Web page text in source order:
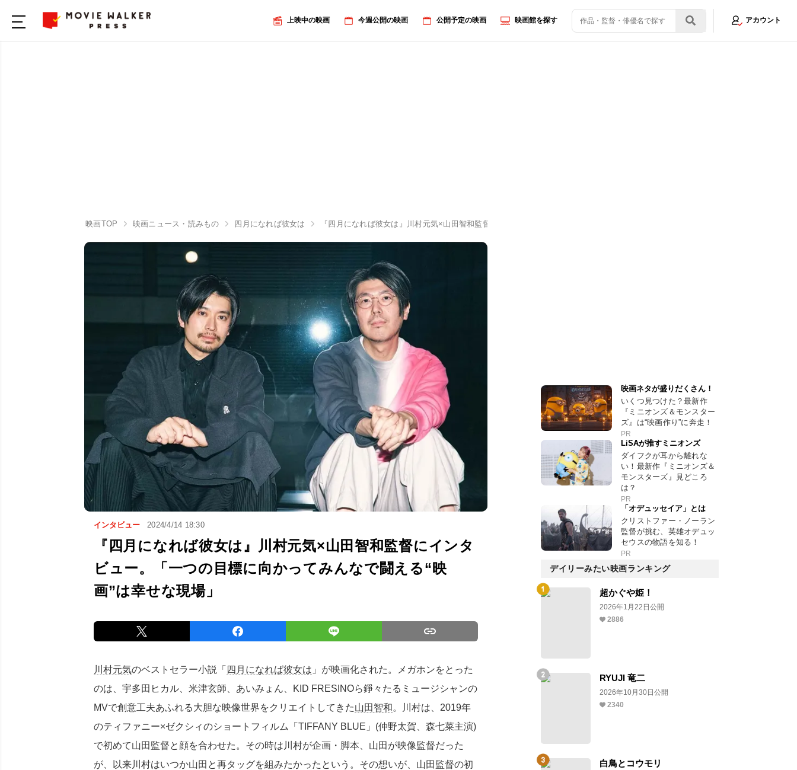
上映中の映画 今週公開の映画 公開予定の映画 映画館を探す アカウント
映画TOP 映画ニュース・読みもの 四月になれば彼女は 『四月になれば彼女は』川村元気×山田智和監督にインタビュー。「一つの目標に向かってみんなで闘える“映画”は幸せな現場」
インタビュー 2024/4/14 18:30
『四月になれば彼女は』川村元気×山田智和監督にインタ
ビュー。「一つの目標に向かってみんなで闘える“映
画”は幸せな現場」
川村元気のベストセラー小説「 四月になれば彼女は 」が映画化された。メガホンをとった
のは、宇多田ヒカル、米津玄師、あいみょん、KID FRESINOら錚々たるミュージシャンの
MVで創意工夫あふれる大胆な映像世界をクリエイトしてきた山田智和。川村は、2019年
のティファニー×ゼクシィのショートフィルム「TIFFANY BLUE」(仲野太賀、森七菜主演)
で初めて山田監督と顔を合わせた。その時は川村が企画・脚本、山田が映像監督だった
が、以来川村はいつか山田と再タッグを組みたかったという。その想いが、山田監督の初
映画ネタが盛りだくさん！
いくつ見つけた？最新作
『ミニオンズ＆モンスター
ズ』は“映画作り”に奔走！
PR
LiSAが推すミニオンズ
ダイフクが耳から離れな
い！最新作『ミニオンズ＆
モンスターズ』見どころ
は？
PR
「オデュッセイア」とは
クリストファー・ノーラン
監督が挑む、英雄オデュッ
セウスの物語を知る！
PR
デイリーみたい映画ランキング
超かぐや姫！
2026年1月22日公開
2886
RYUJI 竜二
2026年10月30日公開
2340
白鳥とコウモリ